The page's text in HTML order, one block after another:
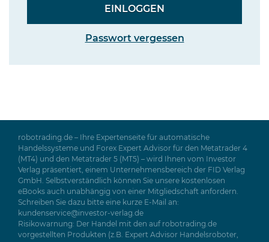
Passwort vergessen
robotrading.de – Ihre Expertenseite für automatische
Handelssysteme und Forex Expert Advisor für den Metatrader 4
(MT4) und den Metatrader 5 (MT5) – wird Ihnen vom Investor
Verlag präsentiert, einem Unternehmensbereich der FID Verlag
GmbH. Selbstverständlich können Sie unsere kostenlosen
eBooks auch unabhängig von einer Mitgliedschaft anfordern.
Schreiben Sie dazu bitte eine kurze E-Mail an:
kundenservice@investor-verlag.de
Risikowarnung: Der Handel mit den auf robotrading.de
vorgestellten Produkten (z.B. Expert Advisor Handelsroboter,